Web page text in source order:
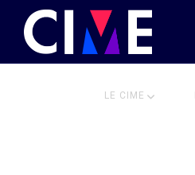
LE CIME